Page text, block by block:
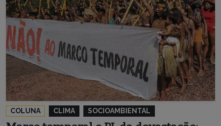
COLUNA CLIMA SOCIOAMBIENTAL